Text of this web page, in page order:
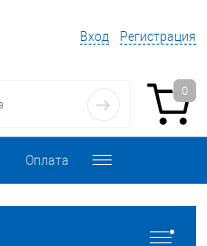
Вход Регистрация
0
Оплата